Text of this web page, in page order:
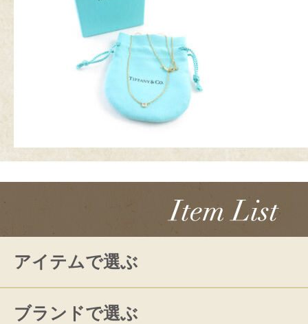
アイテムで選ぶ
ブランドで選ぶ